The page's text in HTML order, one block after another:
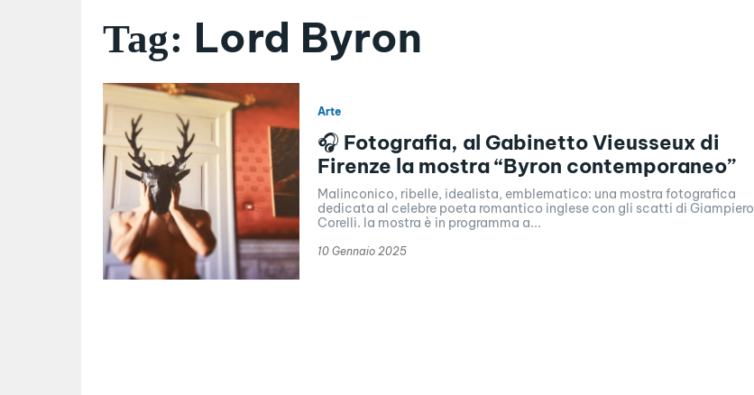
Tag: Lord Byron
Arte
🎧 Fotografia, al Gabinetto Vieusseux di
Firenze la mostra “Byron contemporaneo”
Malinconico, ribelle, idealista, emblematico: una mostra fotografica
dedicata al celebre poeta romantico inglese con gli scatti di Giampiero
Corelli. la mostra è in programma a...
10 Gennaio 2025